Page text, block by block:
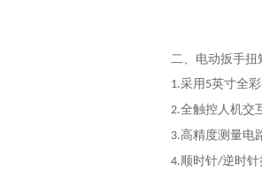
二、 电动扳手扭
1.采用 5英寸全彩
2.全触控人机交
3.高精度测量电
4.顺时针/逆时针